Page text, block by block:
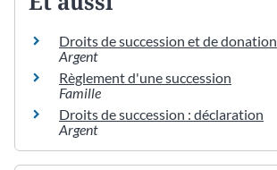
Droits de succession et de donation
Argent
Règlement d'une succession
Famille
Droits de succession : déclaration
Argent